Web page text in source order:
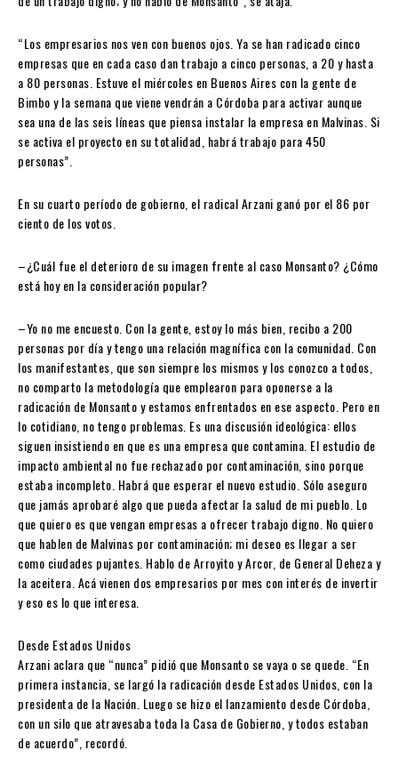
“Los empresarios nos ven con buenos ojos. Ya se han radicado cinco
empresas que en cada caso dan trabajo a cinco personas, a 20 y hasta
a 80 personas. Estuve el miércoles en Buenos Aires con la gente de
Bimbo y la semana que viene vendrán a Córdoba para activar aunque
sea una de las seis líneas que piensa instalar la empresa en Malvinas. Si
se activa el proyecto en su totalidad, habrá trabajo para 450
personas”.
En su cuarto período de gobierno, el radical Arzani ganó por el 86 por
ciento de los votos.
–¿Cuál fue el deterioro de su imagen frente al caso Monsanto? ¿Cómo
está hoy en la consideración popular?
–Yo no me encuesto. Con la gente, estoy lo más bien, recibo a 200
personas por día y tengo una relación magnífica con la comunidad. Con
los manifestantes, que son siempre los mismos y los conozco a todos,
no comparto la metodología que emplearon para oponerse a la
radicación de Monsanto y estamos enfrentados en ese aspecto. Pero en
lo cotidiano, no tengo problemas. Es una discusión ideológica: ellos
siguen insistiendo en que es una empresa que contamina. El estudio de
impacto ambiental no fue rechazado por contaminación, sino porque
estaba incompleto. Habrá que esperar el nuevo estudio. Sólo aseguro
que jamás aprobaré algo que pueda afectar la salud de mi pueblo. Lo
que quiero es que vengan empresas a ofrecer trabajo digno. No quiero
que hablen de Malvinas por contaminación; mi deseo es llegar a ser
como ciudades pujantes. Hablo de Arroyito y Arcor, de General Deheza y
la aceitera. Acá vienen dos empresarios por mes con interés de invertir
y eso es lo que interesa.
Desde Estados Unidos
Arzani aclara que “nunca” pidió que Monsanto se vaya o se quede. “En
primera instancia, se largó la radicación desde Estados Unidos, con la
presidenta de la Nación. Luego se hizo el lanzamiento desde Córdoba,
con un silo que atravesaba toda la Casa de Gobierno, y todos estaban
de acuerdo”, recordó.